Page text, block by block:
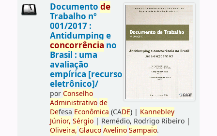
Documento de
Trabalho nº
001/2017 :
Antidumping e
concorrência no
Brasil : uma
avaliação
empírica [recurso
eletrônico]/
porConselho
Administrativo de
Defesa Econômica (CADE)| Kannebley
Júnior, Sérgio| Remédio, Rodrigo Ribeiro|
Oliveira, Glauco Avelino Sampaio.